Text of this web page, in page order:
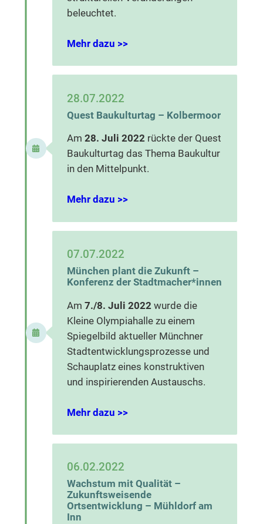
beleuchtet.
Mehr dazu >>
28.07.2022
Quest Baukulturtag – Kolbermoor
Am28. Juli 2022 rückte der Quest
Baukulturtag das Thema Baukultur
in den Mittelpunkt.
Mehr dazu >>
07.07.2022
München plant die Zukunft –
Konferenz der Stadtmacher*innen
Am7./8. Juli 2022 wurde die
Kleine Olympiahalle zu einem
Spiegelbild aktueller Münchner
Stadtentwicklungsprozesse und
Schauplatz eines konstruktiven
und inspirierenden Austauschs.
Mehr dazu >>
06.02.2022
Wachstum mit Qualität –
Zukunftsweisende
Ortsentwicklung – Mühldorf am
Inn